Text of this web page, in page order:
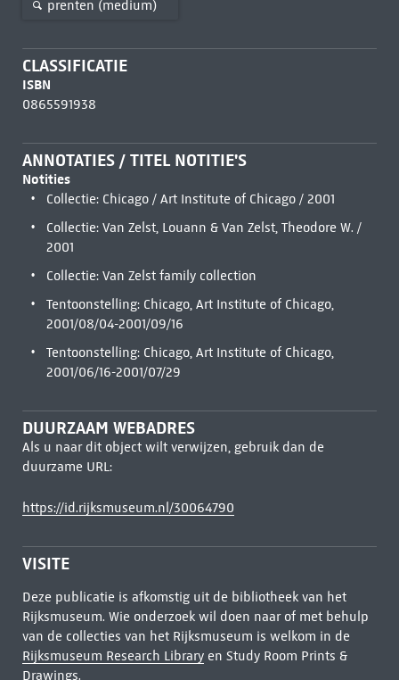
prenten (medium)
CLASSIFICATIE
ISBN
0865591938
ANNOTATIES / TITEL NOTITIE'S
Notities
Collectie: Chicago / Art Institute of Chicago / 2001
Collectie: Van Zelst, Louann & Van Zelst, Theodore W. /
2001
Collectie: Van Zelst family collection
Tentoonstelling: Chicago, Art Institute of Chicago,
2001/08/04-2001/09/16
Tentoonstelling: Chicago, Art Institute of Chicago,
2001/06/16-2001/07/29
DUURZAAM WEBADRES
Als u naar dit object wilt verwijzen, gebruik dan de
duurzame URL:
https://id.rijksmuseum.nl/30064790
VISITE
Deze publicatie is afkomstig uit de bibliotheek van het
Rijksmuseum. Wie onderzoek wil doen naar of met behulp
van de collecties van het Rijksmuseum is welkom in de
Rijksmuseum Research Libraryen Study Room Prints &
Drawings.